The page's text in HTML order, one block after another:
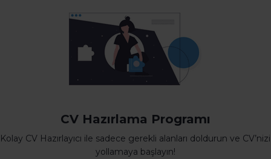
CV Hazırlama Programı
Kolay CV Hazırlayıcı ile sadece gerekli alanları doldurun ve CV’nizi
yollamaya başlayın!